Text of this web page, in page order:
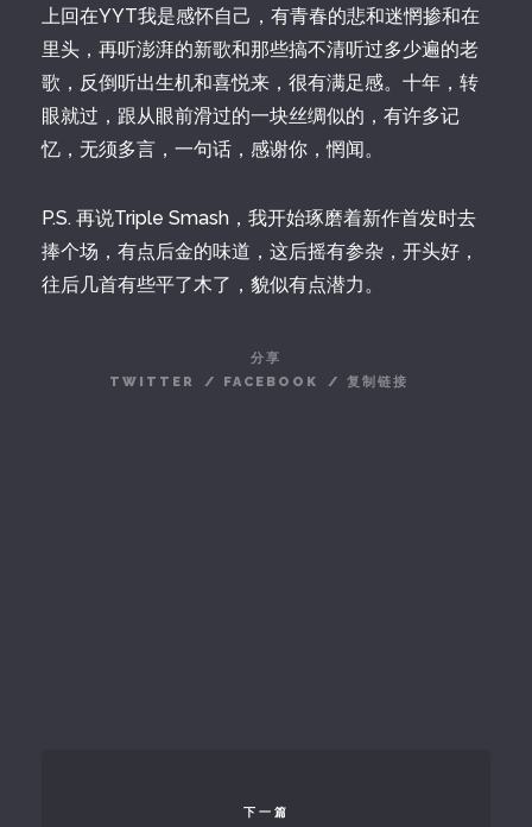
上回在YYT我是感怀自己，有青春的悲和迷惘掺和在
里头，再听澎湃的新歌和那些搞不清听过多少遍的老
歌，反倒听出生机和喜悦来，很有满足感。十年，转
眼就过，跟从眼前滑过的一块丝绸似的，有许多记
忆，无须多言，一句话，感谢你，惘闻。
P.S. 再说Triple Smash，我开始琢磨着新作首发时去
捧个场，有点后金的味道，这后摇有参杂，开头好，
往后几首有些平了木了，貌似有点潜力。
分享
TWITTER
/ FACEBOOK / 复制链接
下一篇